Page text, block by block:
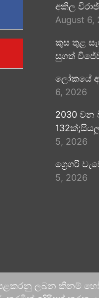
අකිල
August 6,
කුස තුළ
සුගත්
ලෝකයේ
6, 2026
2030 වන
5, 2026
ග්‍රෙගරි
5, 2026
පළකරනු ලබන